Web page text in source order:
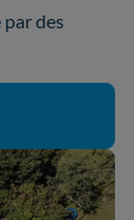
des